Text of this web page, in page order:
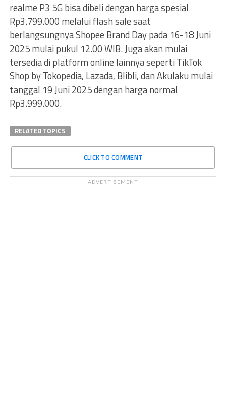
realme P3 5G bisa dibeli dengan harga spesial
Rp3.799.000 melalui flash sale saat
berlangsungnya Shopee Brand Day pada 16-18 Juni
2025 mulai pukul 12.00 WIB. Juga akan mulai
tersedia di platform online lainnya seperti TikTok
Shop by Tokopedia, Lazada, Blibli, dan Akulaku mulai
tanggal 19 Juni 2025 dengan harga normal
Rp3.999.000.
RELATED TOPICS
CLICK TO COMMENT
ADVERTISEMENT